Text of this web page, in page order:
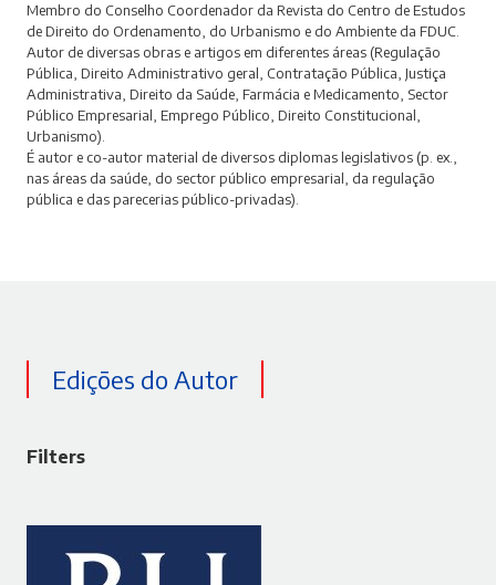
Membro do Conselho Coordenador da Revista do Centro de Estudos
de Direito do Ordenamento, do Urbanismo e do Ambiente da FDUC.
Autor de diversas obras e artigos em diferentes áreas (Regulação
Pública, Direito Administrativo geral, Contratação Pública, Justiça
Administrativa, Direito da Saúde, Farmácia e Medicamento, Sector
Público Empresarial, Emprego Público, Direito Constitucional,
Urbanismo).
É autor e co-autor material de diversos diplomas legislativos (p. ex.,
nas áreas da saúde, do sector público empresarial, da regulação
pública e das parecerias público-privadas).
Edições do Autor
Filters